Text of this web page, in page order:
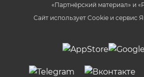
«Партнёрский материал» и
Сайт использует Cookie и сервиc